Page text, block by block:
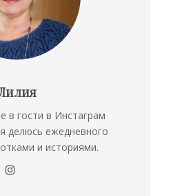
в гости в Инстаграм
делюсь ежедневного
и историями.